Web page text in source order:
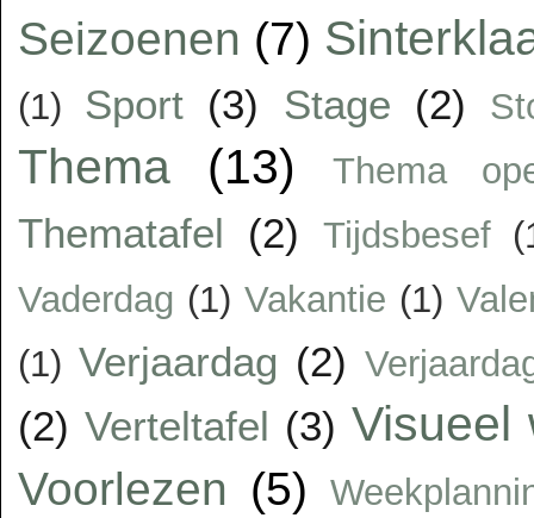
Seizoenen (7)
(1) Sport (3) Stage (2)
Thema (13) Thema
Thematafel (2) Tijdsbesef
Vaderdag (1) Vakantie (1)
(1) Verjaardag (2)
(2) Verteltafel (3) Visueel
Voorlezen (5)